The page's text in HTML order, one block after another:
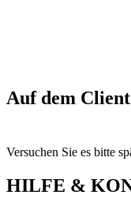
Auf dem
Versuchen Sie es bitte
HILFE &